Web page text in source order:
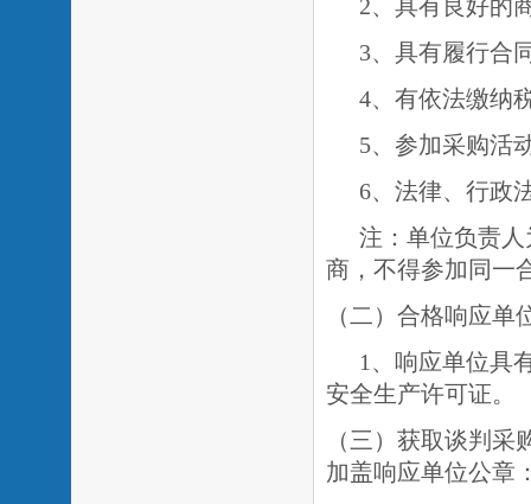
2、具有良好的
3、具有履行合
4、有依法缴纳
5、参加采购活
6、法律、行政
注：单位负责
商，不得参加同一
（二）合格响应单
1、响应单位具
安全生产许可证。
（三）获取谈判
加盖响应单位公章